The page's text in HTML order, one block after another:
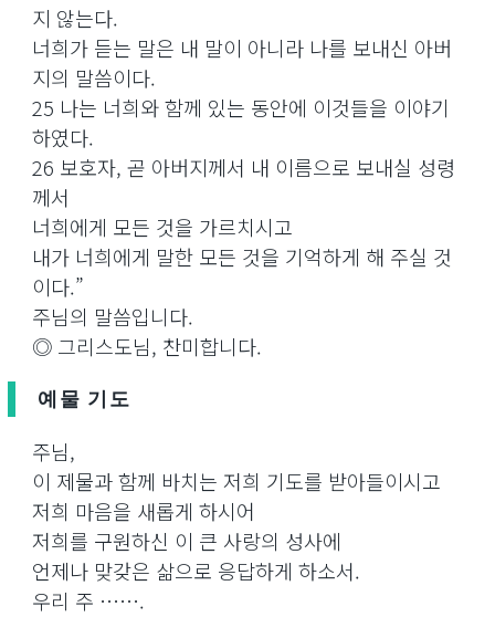
지 않는다.
너희가 듣는 말은 내 말이 아니라 나를 보내신 아버
지의 말씀이다.
25 나는 너희와 함께 있는 동안에 이것들을 이야기
하였다.
26 보호자, 곧 아버지께서 내 이름으로 보내실 성령
께서
너희에게 모든 것을 가르치시고
내가 너희에게 말한 모든 것을 기억하게 해 주실 것
이다.”
주님의 말씀입니다.
◎ 그리스도님, 찬미합니다.
예물 기도
주님,
이 제물과 함께 바치는 저희 기도를 받아들이시고
저희 마음을 새롭게 하시어
저희를 구원하신 이 큰 사랑의 성사에
언제나 맞갖은 삶으로 응답하게 하소서.
우리 주 …….